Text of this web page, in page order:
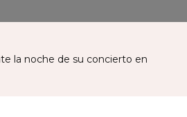
la noche de su concierto en